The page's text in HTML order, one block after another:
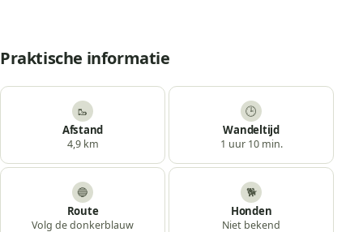
Praktische informatie
🥾
Afstand
4,9 km
🕒
Wandeltijd
1 uur 10 min.
🔵
Route
Volg de donkerblauw
🐕
Honden
Niet bekend